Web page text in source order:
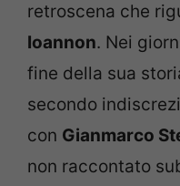
retroscena che
Ioannon. Nei
fine della sua
secondo
con Gianmarco
non raccontato